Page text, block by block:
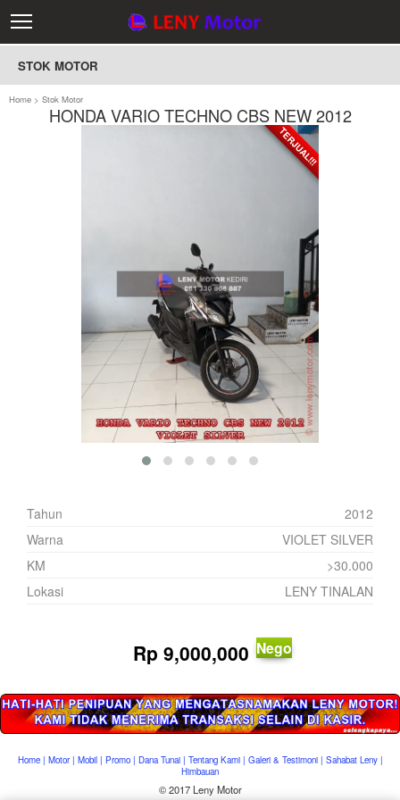
STOK MOTOR
Home > Stok Motor
HONDA VARIO TECHNO CBS NEW 2012
TERJUAL!!!
Tahun
2012
Warna
VIOLET SILVER
KM
>30.000
Lokasi
LENY TINALAN
Rp 9,000,000 Nego
Home| Motor| Mobil| Promo| Dana Tunai| Tentang Kami| Galeri & Testimoni| Sahabat Leny|
Himbauan
© 2017 Leny Motor